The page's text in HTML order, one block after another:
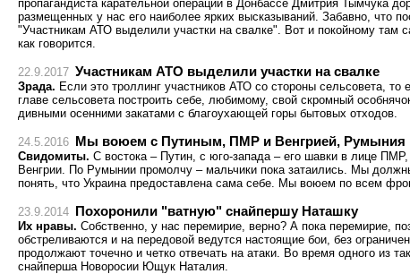
пропагандиста карательной операции в Донбассе Дмитрия Тымчука
размещенных у нас его наиболее ярких высказываний. Забавно, что
"Участникам АТО выделили участки на свалке". Вот и покойному там
как говорится.
22.9.2017 Участникам АТО выделили участки на свалке
Зрада. Если это троллинг участников АТО со стороны сельсовета,
главе сельсовета построить себе, любимому, свой скромный
дивными осенними закатами с благоухающей горы бытовых отходов.
24.5.2016 Мы воюем с Путиным, ПМР и Венгрией, Румыния
Свидомиты. С востока – Путин, с юго-запада – его шавки в лице
Венгрии. По Румынии промолчу – мальчики пока затаились. Мы
понять, что Украина предоставлена сама себе. Мы воюем по всем
23.9.2014 Похоронили "ватную" снайпершу Наташку
Их нравы. Собственно, у нас перемирие, верно? А пока перемирие,
обстреливаются и на передовой ведутся настоящие бои, без
продолжают точечно и четко отвечать на атаки. Во время одного из
снайперша Новоросии Ющук Наталия.